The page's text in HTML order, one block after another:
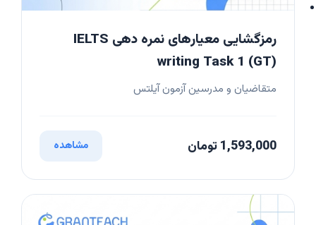
رمزگشایی معیارهای نمره دهی IELTS
writing Task 1 (GT)
متقاضیان و مدرسین آزمون آیلتس
1,593,000 تومان مشاهده